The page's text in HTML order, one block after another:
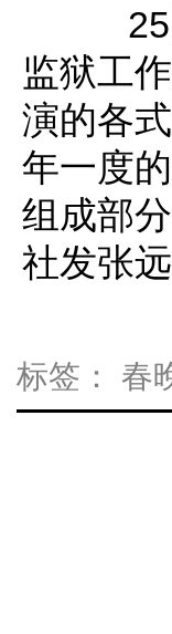
25日
监狱工
演的各
年一度
组成部
社发张
标签： 春